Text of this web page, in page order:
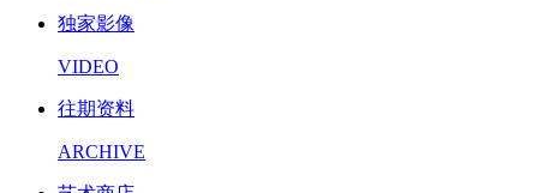
独家影像
VIDEO
往期资料
ARCHIVE